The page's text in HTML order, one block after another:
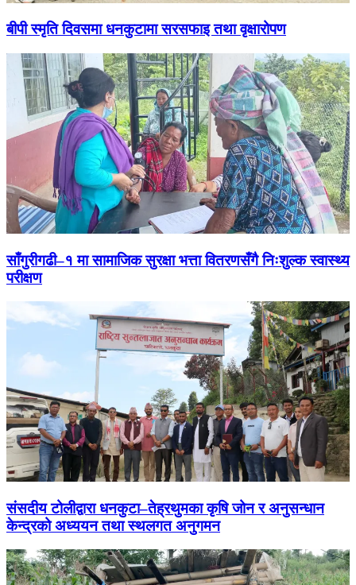
बीपी स्मृति दिवसमा धनकुटामा सरसफाइ तथा वृक्षारोपण
साँगुरीगढी–१ मा सामाजिक सुरक्षा भत्ता वितरणसँगै निःशुल्क स्वास्थ्य
परीक्षण
संसदीय टोलीद्वारा धनकुटा–तेह्रथुमका कृषि जोन र अनुसन्धान
केन्द्रको अध्ययन तथा स्थलगत अनुगमन